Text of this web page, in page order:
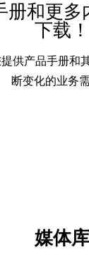
册和更多
下载！
供产品手册和
断变化的业务需
媒体库